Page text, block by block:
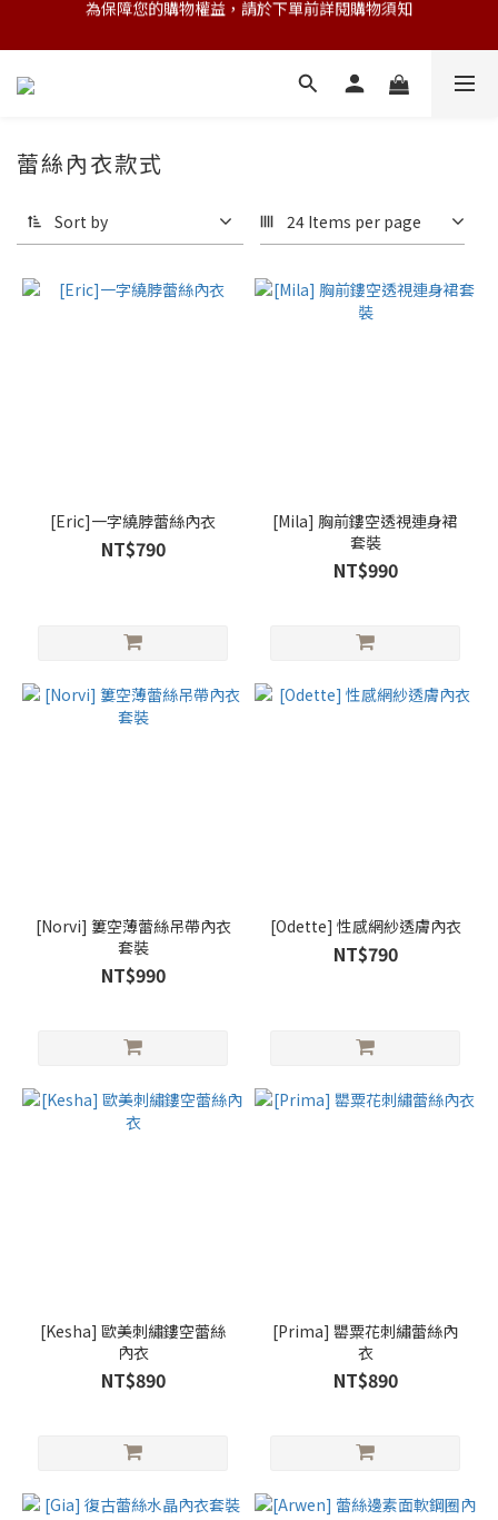
蕾絲內衣款式
Sort by 24 Items per page
[Eric]一字繞脖蕾絲內衣
NT$790
[Mila] 胸前鏤空透視連身裙
套裝
NT$990
[Norvi] 簍空薄蕾絲吊帶內衣
套裝
NT$990
[Odette] 性感網紗透膚內衣
NT$790
[Kesha] 歐美刺繡鏤空蕾絲
內衣
NT$890
[Prima] 罌粟花刺繡蕾絲內
衣
NT$890